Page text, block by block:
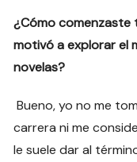
¿Cómo
motivó a explorar el
novelas?
Bueno, yo no me
carrera ni me
le suele dar al